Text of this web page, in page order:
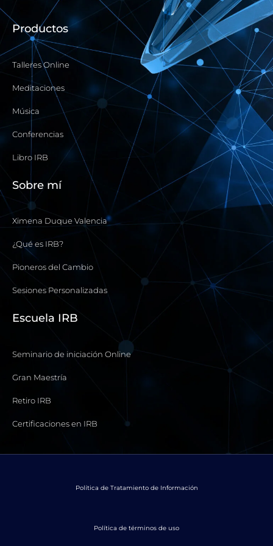
o
k
f
e
a
m
y
Productos
Talleres Online
Meditaciones
Música
Conferencias
Libro IRB
Sobre mí
Ximena Duque Valencia
¿Qué es IRB?
Pioneros del Cambio
Sesiones Personalizadas
Escuela IRB
Seminario de iniciación Online
Gran Maestría
Retiro IRB
Certificaciones en IRB
Política de términos de uso
Política de Tratamiento de Información